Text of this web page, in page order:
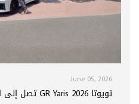
June 05, 2026
تويوتا GR Yaris 2026 تصل إلى الإمارات: سيارة راليات حقيقية ...